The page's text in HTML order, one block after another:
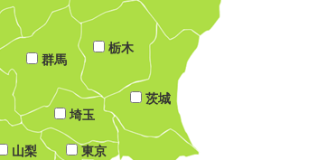
東京
埼玉
茨城
栃木
群馬
山梨